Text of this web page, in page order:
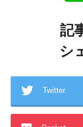
記
シ
Twitter